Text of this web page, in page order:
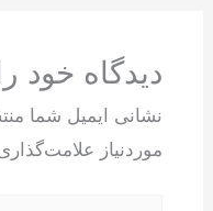
دیدگاه‌ خود
نشانی ایمیل شما
موردنیاز